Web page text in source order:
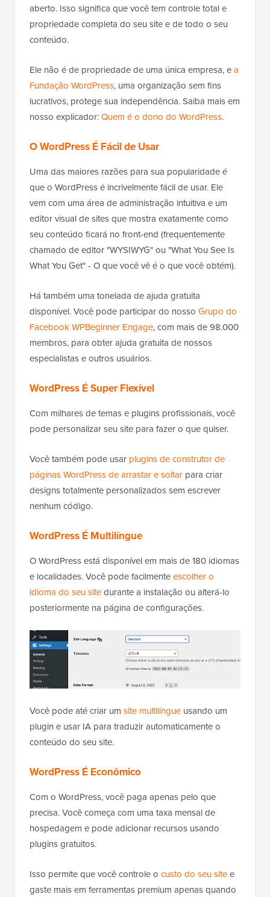
aberto. Isso significa que você tem controle total e
propriedade completa do seu site e de todo o seu
conteúdo.
Ele não é de propriedade de uma única empresa, ea
Fundação WordPress, uma organização sem fins
lucrativos, protege sua independência. Saiba mais em
nosso explicador:Quem é o dono do WordPress.
O WordPress É Fácil de Usar
Uma das maiores razões para sua popularidade é
que o WordPress é incrivelmente fácil de usar. Ele
vem com uma área de administração intuitiva e um
editor visual de sites que mostra exatamente como
seu conteúdo ficará no front-end (frequentemente
chamado de editor "WYSIWYG" ou "What You See Is
What You Get" - O que você vê é o que você obtém).
Há também uma tonelada de ajuda gratuita
disponível. Você pode participar do nosso Grupo do
Facebook WPBeginner Engage, com mais de 98.000
membros, para obter ajuda gratuita de nossos
especialistas e outros usuários.
WordPress É Super Flexível
Com milhares de temas e plugins profissionais, você
pode personalizar seu site para fazer o que quiser.
Você também pode usar plugins de construtor de
páginas WordPress de arrastar e soltar para criar
designs totalmente personalizados sem escrever
nenhum código.
WordPress É Multilíngue
O WordPress está disponível em mais de 180 idiomas
e localidades. Você pode facilmenteescolher o
idioma do seu sitedurante a instalação ou alterá-lo
posteriormente na página de configurações.
Você pode até criar um site multilíngue usando um
plugin e usar IA para traduzir automaticamente o
conteúdo do seu site.
WordPress É Econômico
Com o WordPress, você paga apenas pelo que
precisa. Você começa com uma taxa mensal de
hospedagem e pode adicionar recursos usando
plugins gratuitos.
Isso permite que você controle o custo do seu sitee
gaste mais em ferramentas premium apenas quando